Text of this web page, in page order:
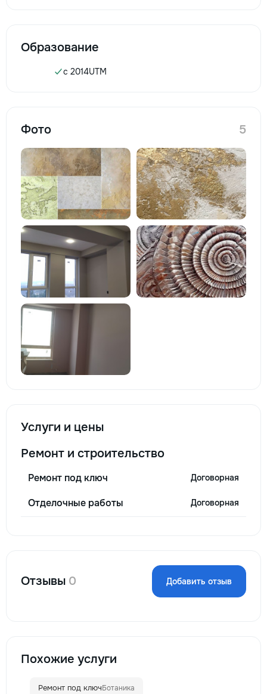
Образование
c 2014UTM
Фото 5
Услуги и цены
Ремонт и строительство
Ремонт под ключ Договорная
Отделочные работы Договорная
Отзывы 0 Добавить отзыв
Похожие услуги
Ремонт под ключБотаника